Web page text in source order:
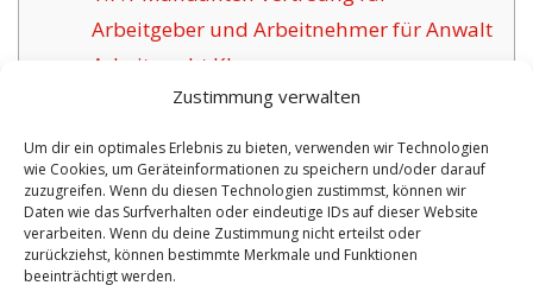
Zustimmung verwalten
Um dir ein optimales Erlebnis zu bieten, verwenden wir Technologien
wie Cookies, um Geräteinformationen zu speichern und/oder darauf
zuzugreifen. Wenn du diesen Technologien zustimmst, können wir
Daten wie das Surfverhalten oder eindeutige IDs auf dieser Website
verarbeiten. Wenn du deine Zustimmung nicht erteilst oder
zurückziehst, können bestimmte Merkmale und Funktionen
beeinträchtigt werden.
Arbeitgeber und Arbeitnehmer für Anwalt
Arbeitsrecht Kleve.
VORHERIGER ARTIKEL
Anwalt Arbeitsrecht
Dillenburg – Über 55
NÄCHSTER ARTIKEL
Rechtsanwalt Idar
Oberstein Spezialist